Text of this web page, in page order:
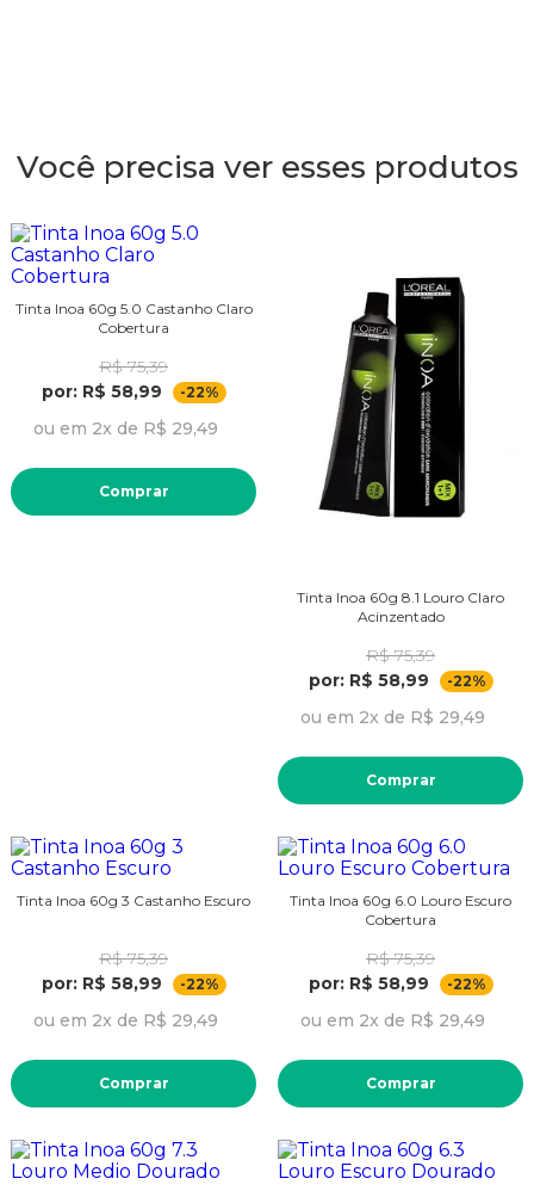
Você precisa ver esses produtos
Tinta Inoa 60g 5.0 Castanho Claro
Cobertura
R$ 75,39
por: R$ 58,99
-22%
ou em 2x de R$ 29,49
Comprar
Tinta Inoa 60g 8.1 Louro Claro
Acinzentado
R$ 75,39
por: R$ 58,99
-22%
ou em 2x de R$ 29,49
Comprar
Tinta Inoa 60g 3 Castanho Escuro
R$ 75,39
por: R$ 58,99
-22%
ou em 2x de R$ 29,49
Comprar
Tinta Inoa 60g 6.0 Louro Escuro
Cobertura
R$ 75,39
por: R$ 58,99
-22%
ou em 2x de R$ 29,49
Comprar